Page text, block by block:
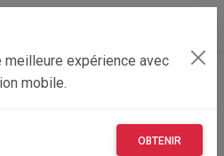
meilleure expérience avec
mobile.
OBTENIR
Est
54 - Meurthe-et-Moselle